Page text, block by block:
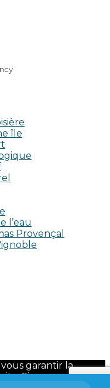
île
l’eau
Provençal
garantir la
Si vous continuez